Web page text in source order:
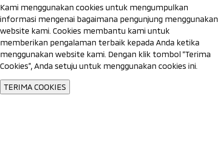
Kami menggunakan cookies untuk mengumpulkan
informasi mengenai bagaimana pengunjung menggunakan
website kami. Cookies membantu kami untuk
memberikan pengalaman terbaik kepada Anda ketika
menggunakan website kami. Dengan klik tombol “Terima
Cookies”, Anda setuju untuk menggunakan cookies ini.
TERIMA COOKIES